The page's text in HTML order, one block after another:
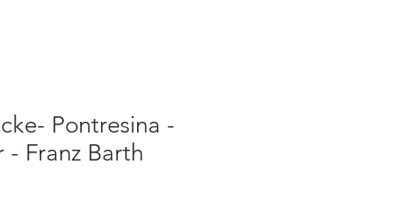
Pontresina -
Franz Barth